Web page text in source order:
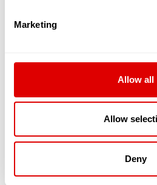
Marketing
Allow all
Allow
Deny
Ces appartements
personnes âgées
résidences modernes
Souvent situés en centre-
ou maisonnées en coliving
ne font pas partie du secteur